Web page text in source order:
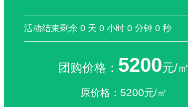
活动结束剩余 0 天 0 小时 0 分钟 0 秒
团购价格： 5200元/㎡
原价格： 5200元/㎡